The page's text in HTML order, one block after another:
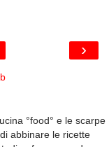
›
°food° e le scarpe
abbinare le ricette